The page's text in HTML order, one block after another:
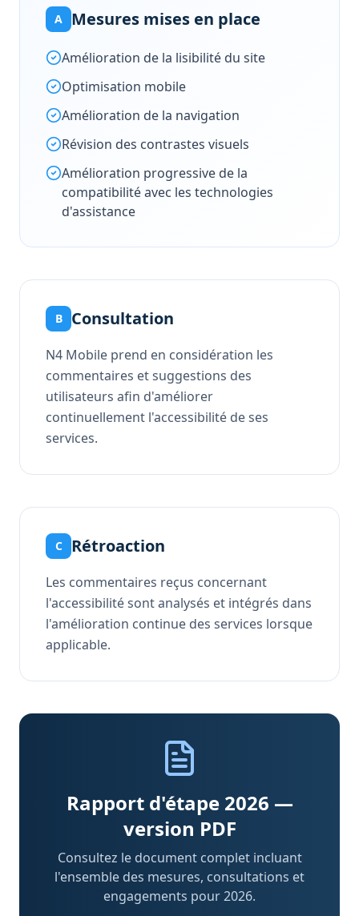
A Mesures mises en place
Amélioration de la lisibilité du site
Optimisation mobile
Amélioration de la navigation
Révision des contrastes visuels
Amélioration progressive de la
compatibilité avec les technologies
d'assistance
B Consultation
N4 Mobile prend en considération les
commentaires et suggestions des
utilisateurs afin d'améliorer
continuellement l'accessibilité de ses
services.
C Rétroaction
Les commentaires reçus concernant
l'accessibilité sont analysés et intégrés dans
l'amélioration continue des services lorsque
applicable.
Rapport d'étape 2026 —
version PDF
Consultez le document complet incluant
l'ensemble des mesures, consultations et
engagements pour 2026.